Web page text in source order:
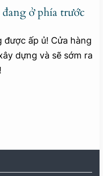
ở phía trước
được ấp ủ! Cửa hàng
dựng và sẽ sớm ra